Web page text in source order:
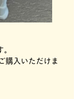
購入いただけま